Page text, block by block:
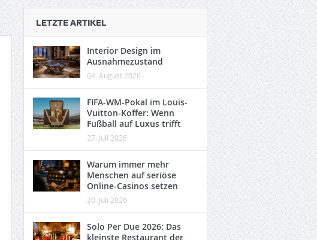
LETZTE ARTIKEL
Interior Design im
Ausnahmezustand
04. August 2026
FIFA-WM-Pokal im Louis-
Vuitton-Koffer: Wenn
Fußball auf Luxus trifft
27. Juli 2026
Warum immer mehr
Menschen auf seriöse
Online-Casinos setzen
20. Juli 2026
Solo Per Due 2026: Das
kleinste Restaurant der